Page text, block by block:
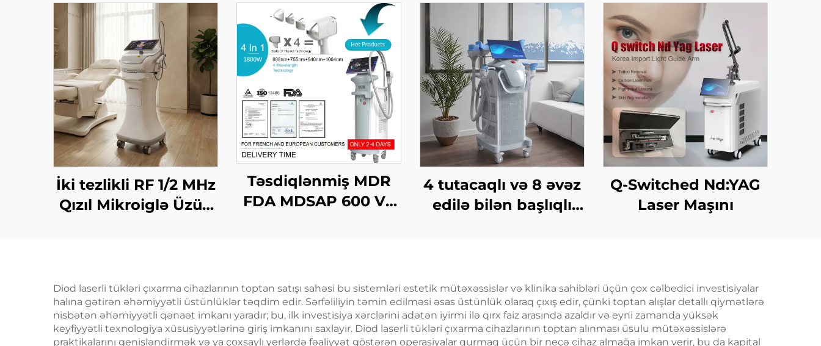
İki tezlikli RF 1/2 MHz
Qızıl Mikroiglə Üzün
Təsdiqlənmiş MDR
FDA MDSAP 600 Vt,
nm, 808 nm, 940 nm,
1064 nm diod laser
saç çıxarma maşını
4 tutacaqlı və 8 əvəz
edilə bilən başlıqlı
krioterapiya, çəki
itirmə kosmetik
maşın
Q-Switched Nd:YAG
Laser Maşını
Diod laserli tükləri çıxarma cihazlarının toptan satışı sahəsi bu sistemləri estetik mütəxəssislər və klinika sahibləri üçün çox cəlbedici investisiyalar
halına gətirən əhəmiyyətli üstünlüklər təqdim edir. Sərfəliliyin təmin edilməsi əsas üstünlük olaraq çıxış edir, çünki toptan alışlar detallı qiymətlərə
nisbətən əhəmiyyətli qənaət imkanı yaradır; bu, ilk investisiya xərclərini adətən iyirmi ilə qırx faiz arasında azaldır və eyni zamanda yüksək
keyfiyyətli texnologiya xüsusiyyətlərinə giriş imkanını saxlayır. Diod laserli tükləri çıxarma cihazlarının toptan alınması üsulu mütəxəssislərə
praktikalarını genişləndirmək və ya çoxsaylı yerlərdə fəaliyyət göstərən operasiyalar qurmaq üçün bir neçə cihaz almağa imkan verir, bu da kapital